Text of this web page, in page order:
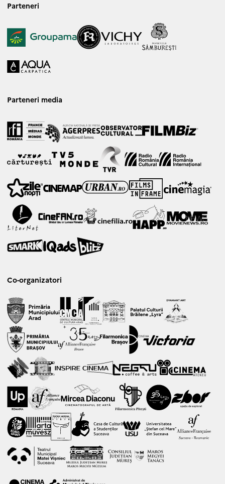
Parteneri
Parteneri media
Co-organizatori